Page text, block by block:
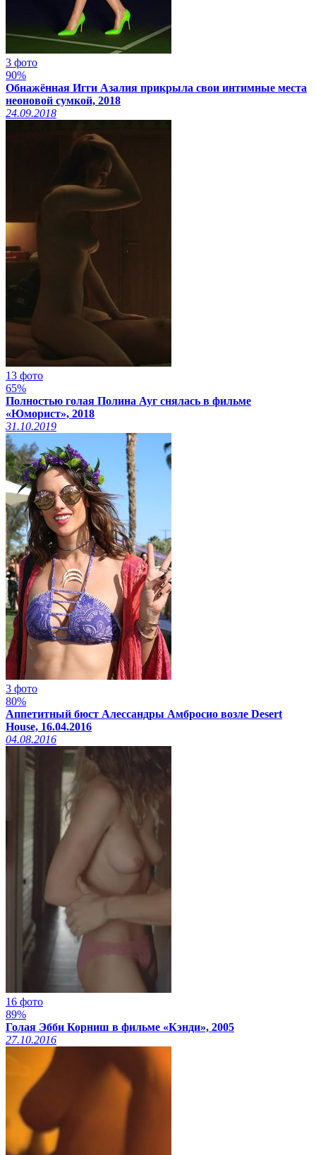
3 фото
90%
Обнажённая Игги Азалия прикрыла свои интимные места
неоновой сумкой, 2018
24.09.2018
13 фото
65%
Полностью голая Полина Ауг снялась в фильме
«Юморист», 2018
31.10.2019
3 фото
80%
Аппетитный бюст Алессандры Амбросио возле Desert
House, 16.04.2016
04.08.2016
16 фото
89%
Голая Эбби Корниш в фильме «Кэнди», 2005
27.10.2016